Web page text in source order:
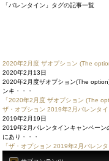
「バレンタイン」タグの記事一覧
2020年2月度 ザオプション (The
2020年2月13日
2020年2月度ザオプション(The
ンキ・・・
「2020年2月度 ザオプション (The
ザ・オプション 2019年2月バレンタ
2019年2月19日
2019年2月バレンタインキャンペー
にあり・・・
「ザ・オプション 2019年2月バレン